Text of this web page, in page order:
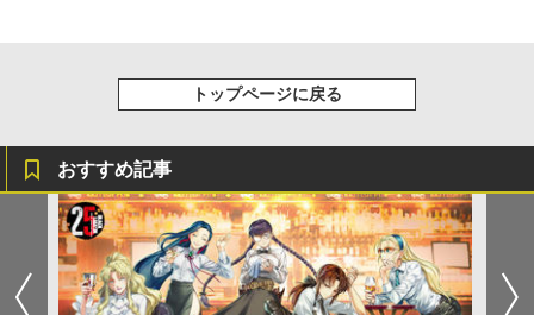
トップページに戻る
おすすめ記事